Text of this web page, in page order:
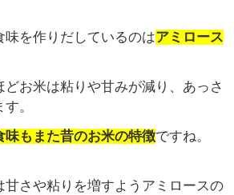
味を作りだしているのはアミロース
お米は粘りや甘みが減り、あっさ
。
味もまた昔のお米の特徴ですね。
甘さや粘りを増すようアミロースの